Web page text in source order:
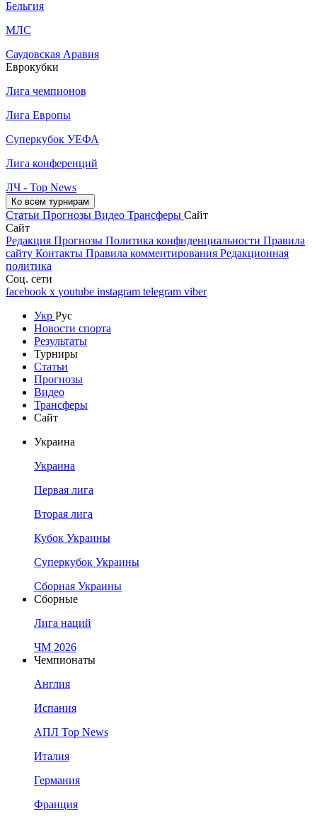
Бельгия
МЛС
Саудовская Аравия
Еврокубки
Лига чемпионов
Лига Европы
Суперкубок УЕФА
Лига конференций
ЛЧ - Top News
Ко всем турнирам
Статьи Прогнозы Видео Трансферы Сайт
Сайт
Редакция Прогнозы Политика конфиденциальности Правила
сайту Контакты Правила комментирования Редакционная
политика
Соц. сети
facebook x youtube instagram telegram viber
Укр Рус
Новости спорта
Результаты
Турниры
Статьи
Прогнозы
Видео
Трансферы
Сайт
Украина
Украина
Первая лига
Вторая лига
Кубок Украины
Суперкубок Украины
Сборная Украины
Сборные
Лига наций
ЧМ 2026
Чемпионаты
Англия
Испания
АПЛ Top News
Италия
Германия
Франция